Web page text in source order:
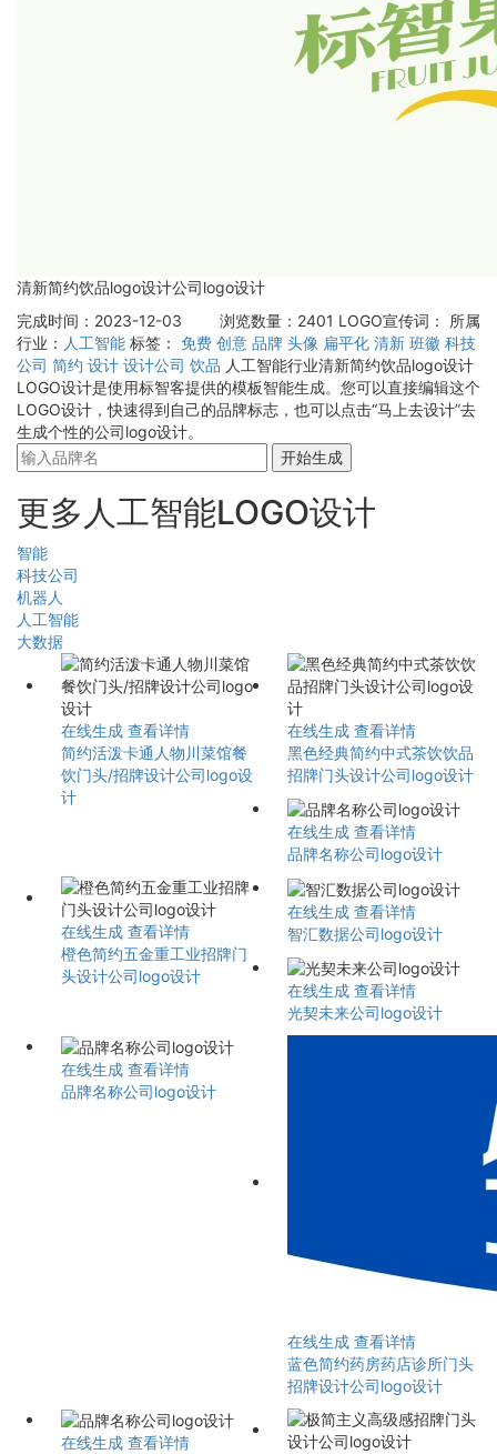
清新简约饮品logo设计公司logo设计
完成时间：2023-12-03
浏览数量：2401 LOGO宣传词：
所属
行业： 人工智能 标签： 免费 创意 品牌 头像 扁平化 清新 班徽 科技
公司 简约 设计 设计公司 饮品 人工智能行业清新简约饮品logo设计
LOGO设计是使用标智客提供的模板智能生成。您可以直接编辑这个
LOGO设计，快速得到自己的品牌标志，也可以点击“马上去设计”去
生成个性的公司logo设计。
开始生成
更多人工智能LOGO设计
智能
科技公司
机器人
人工智能
大数据
在线生成 查看详情
简约活泼卡通人物川菜馆餐
饮门头/招牌设计公司logo设
计
在线生成 查看详情
黑色经典简约中式茶饮饮品
招牌门头设计公司logo设计
在线生成 查看详情
品牌名称公司logo设计
在线生成 查看详情
橙色简约五金重工业招牌门
头设计公司logo设计
在线生成 查看详情
智汇数据公司logo设计
在线生成 查看详情
光契未来公司logo设计
在线生成 查看详情
品牌名称公司logo设计
在线生成 查看详情
蓝色简约药房药店诊所门头
招牌设计公司logo设计
在线生成 查看详情